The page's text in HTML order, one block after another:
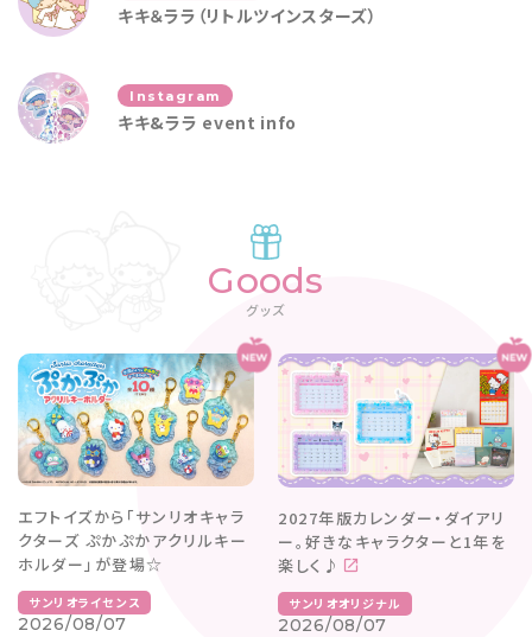
キキ＆ララ（リトルツインスターズ）
Instagram
キキ&ララ event info
Goods
グッズ
エフトイズから「サンリオキャラ
クターズ ぷかぷかアクリルキー
ホルダー」が登場☆
サンリオライセンス
2026/08/07
2027年版カレンダー・ダイアリ
ー。好きなキャラクターと1年を
楽しく♪
サンリオオリジナル
2026/08/07